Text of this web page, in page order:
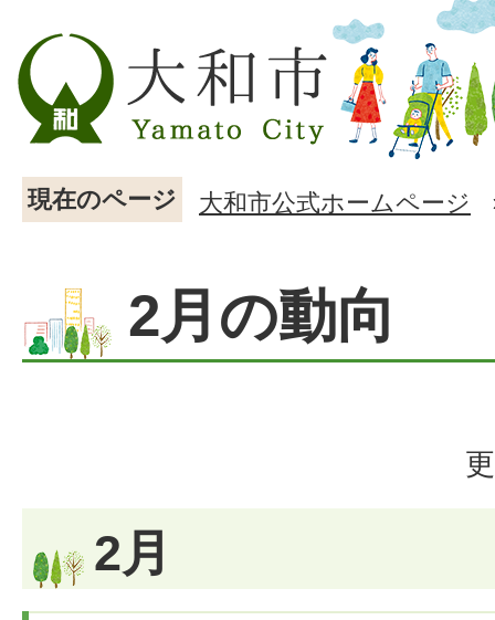
現在のページ 大和市公式ホームページ
2月の動向
2月